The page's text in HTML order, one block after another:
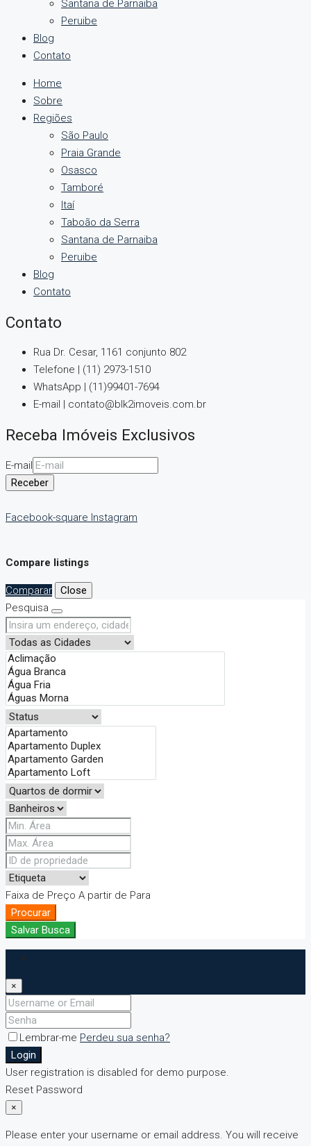
Santana de Parnaiba
Peruibe
Blog
Contato
Home
Sobre
Regiões
São Paulo
Praia Grande
Osasco
Tamboré
Itaí
Taboão da Serra
Santana de Parnaiba
Peruibe
Blog
Contato
Contato
Rua Dr. Cesar, 1161 conjunto 802
Telefone | (11) 2973-1510
WhatsApp | (11)99401-7694
E-mail | contato@blk2imoveis.com.br
Receba Imóveis Exclusivos
E-mail
Receber
Facebook-square Instagram
Compare listings
Comparar
Close
Pesquisa
Faixa de Preço A partir de Para
Procurar
Salvar Busca
×
Lembrar-me Perdeu sua senha?
Login
User registration is disabled for demo purpose.
Reset Password
×
Please enter your username or email address. You will receive